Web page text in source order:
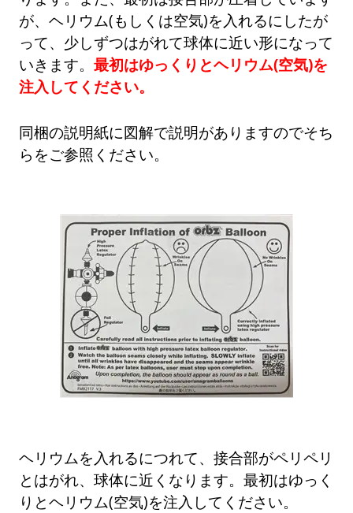
が、ヘリウム(もしくは空気)を入れるにしたが
って、少しずつはがれて球体に近い形になって
いきます。最初はゆっくりとヘリウム(空気)を
注入してください。
同梱の説明紙に図解で説明がありますのでそち
らをご参照ください。
ヘリウムを入れるにつれて、接合部がペリペリ
とはがれ、球体に近くなります。最初はゆっく
りとヘリウム(空気)を注入してください。